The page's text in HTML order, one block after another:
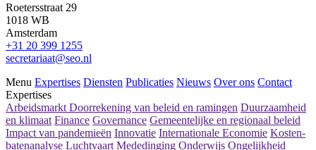
Roetersstraat 29
1018 WB
Amsterdam
+31 20 399 1255
secretariaat@seo.nl
Menu Expertises Diensten Publicaties Nieuws Over ons Contact
Expertises
Arbeidsmarkt Doorrekening van beleid en ramingen Duurzaamheid
en klimaat Finance Governance Gemeentelijke en regionaal beleid
Impact van pandemieën Innovatie Internationale Economie Kosten-
batenanalyse Luchtvaart Mededinging Onderwijs Ongelijkheid